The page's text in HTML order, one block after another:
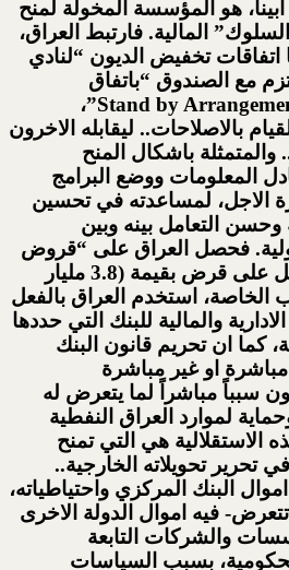
هو المؤسسة المخولة لمنح
المالية. فارتبط العراق،
اتفاقات تخفيض الديون “لنادي
مع الصندوق “باتفاق
الاستعداد الائتماني” Stand by Arrangements”،
بالاصلاحات.. ليقابله الاخرون
باشكال المنح
المعلومات ووضع البرامج
الاجل، لمساعدته في تحسين
وحسن التعامل بينه وبين
فحصل العراق على “قروض
ما بعد الازمة”، كما حصل على قرض بقيمة (3.8 مليار
استخدم العراق بالفعل
والمالية للبنك التي حددها
كما ان تحريم قانون البنك
او غير مباشرة
سبباً مباشراً لما يتعرض له
لموارد العراق النفطية
الاستقلالية هي التي تمنح
تحرير تحويلاته الخارجية..
البنك المركزي واحتياطياته،
فيه اموال الدولة الاخرى
والشركات التابعة
بسبب السياسات